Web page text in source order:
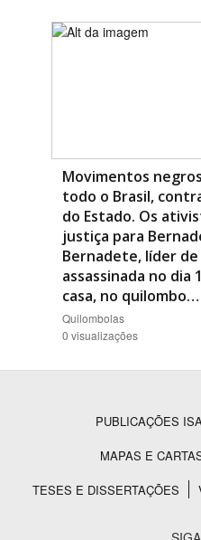
Movimentos
todo o Brasil,
do Estado. Os
justiça para
Bernadete, líder
assassinada no dia
casa, no quilombo…
Quilombolas
0 visualizações
Rodapé
PUBLICAÇÕES
MAPAS E
TESES E DISSERTAÇÕES